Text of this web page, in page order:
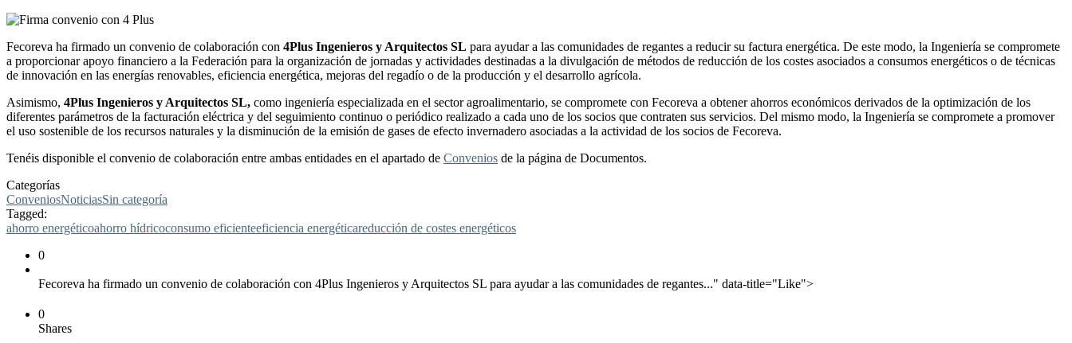
Fecoreva ha firmado un convenio de colaboración con 4Plus Ingenieros y Arquitectos SL para ayudar a las comunidades de regantes a reducir su factura energética. De este modo, la Ingeniería se compromete
a proporcionar apoyo financiero a la Federación para la organización de jornadas y actividades destinadas a la divulgación de métodos de reducción de los costes asociados a consumos energéticos o de técnicas
de innovación en las energías renovables, eficiencia energética, mejoras del regadío o de la producción y el desarrollo agrícola.
Asimismo, 4Plus Ingenieros y Arquitectos SL, como ingeniería especializada en el sector agroalimentario, se compromete con Fecoreva a obtener ahorros económicos derivados de la optimización de los
diferentes parámetros de la facturación eléctrica y del seguimiento continuo o periódico realizado a cada uno de los socios que contraten sus servicios. Del mismo modo, la Ingeniería se compromete a promover
el uso sostenible de los recursos naturales y la disminución de la emisión de gases de efecto invernadero asociadas a la actividad de los socios de Fecoreva.
Tenéis disponible el convenio de colaboración entre ambas entidades en el apartado de Convenios de la página de Documentos.
Categorías
ConveniosNoticiasSin categoría
Tagged:
ahorro energéticoahorro hídricoconsumo eficienteeficiencia energéticareducción de costes energéticos
0
Fecoreva ha firmado un convenio de colaboración con 4Plus Ingenieros y Arquitectos SL para ayudar a las comunidades de regantes..." data-title="Like">
0
Shares